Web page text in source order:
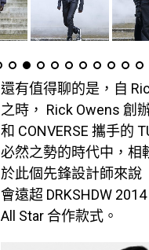
還有值得聊的是，自
之時， Rick Owens 創
和 CONVERSE 攜手的
必然之勢的時代中，相
於此個先鋒設計師來說
會遠超 DRKSHDW
All Star 合作款式。